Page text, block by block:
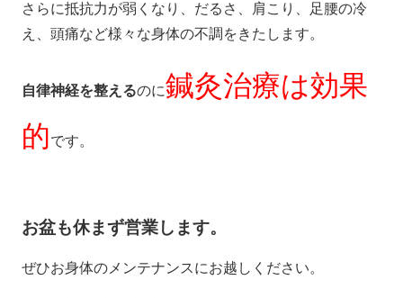
さらに抵抗力が弱くなり、だるさ、肩こり、足腰の冷
え、頭痛など様々な身体の不調をきたします。
自律神経を整えるのに鍼灸治療は効果
的です。
お盆も休まず営業します。
ぜひお身体のメンテナンスにお越しください。